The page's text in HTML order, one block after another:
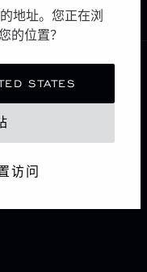
地址。您正在浏
的位置？
STATES
访问